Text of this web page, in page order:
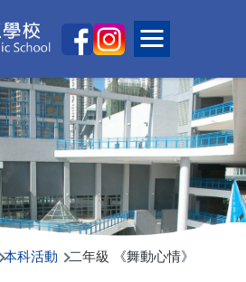
Toggle
Main
本科活動 二年級 《舞動心情》